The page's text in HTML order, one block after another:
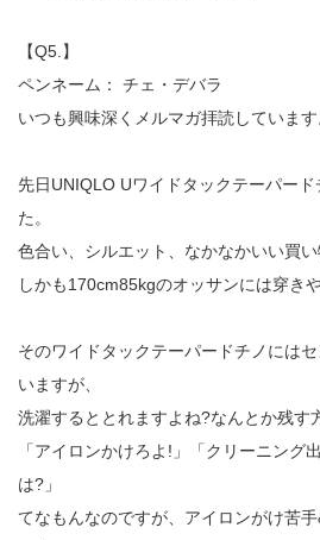
【Q5.】
ペンネーム： チェ・デバラ
いつも興味深くメルマガ拝読しています
先日UNIQLO Uワイドタックテーパー
た。
色合い、シルエット、なかなかいい買い
しかも170cm85kgのオッサンには穿き
そのワイドタックテーパードチノには
いますが、
洗濯するととれますよね?なんとか残す
「アイロンかけろよ!」「クリーニング
は?」
てなもんなのですが、アイロンがけ苦